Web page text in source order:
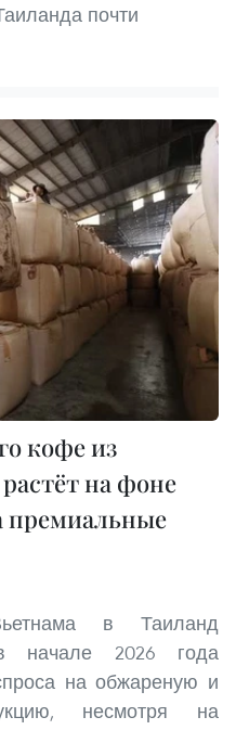
почти
кофе из
на фоне
премиальные
в Таиланд
начале 2026 года
на обжареную и
несмотря на